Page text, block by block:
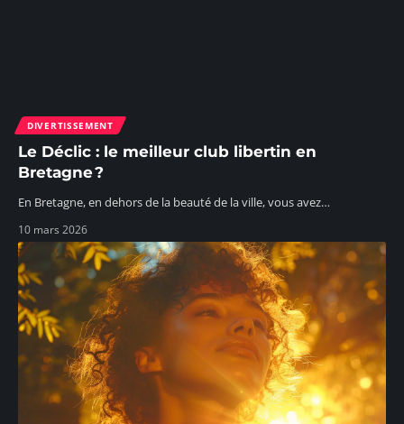
DIVERTISSEMENT
Le Déclic : le meilleur club libertin en
Bretagne ?
En Bretagne, en dehors de la beauté de la ville, vous avez…
10 mars 2026